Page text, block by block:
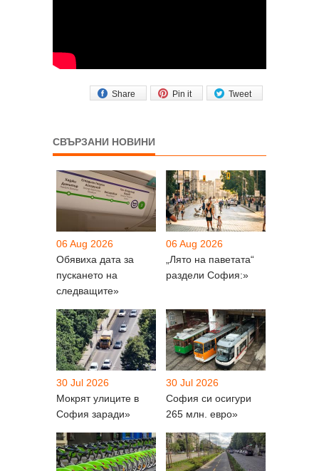
Tweet
Pin it
Share
СВЪРЗАНИ НОВИНИ
06 Aug 2026
Обявиха дата за
пускането на
следващите»
06 Aug 2026
„Лято на паветата“
раздели София:»
30 Jul 2026
Мокрят улиците в
София заради»
30 Jul 2026
София си осигури
265 млн. евро»